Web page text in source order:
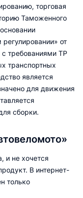
торговая
Таможенного
от
требованиями ТР
транспортных
является
для движения
сборки.
и не хочется
В интернет-
только